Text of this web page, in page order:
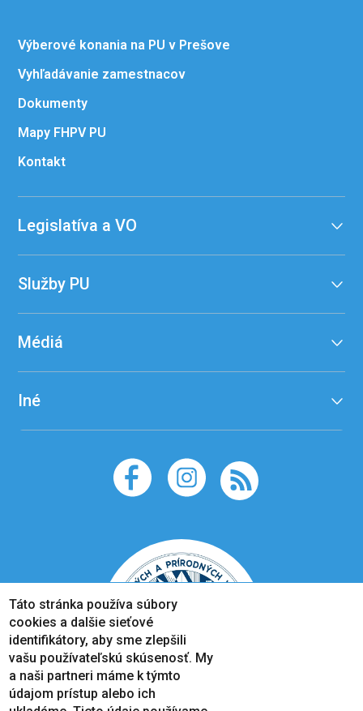
Výberové konania na PU v Prešove
Vyhľadávanie zamestnacov
Dokumenty
Mapy FHPV PU
Kontakt
Legislatíva a VO
Služby PU
Médiá
Iné
Táto stránka používa súbory
cookies a dalšie sieťové
identifikátory, aby sme zlepšili
vašu používateľskú skúsenosť. My
a naši partneri máme k týmto
údajom prístup alebo ich